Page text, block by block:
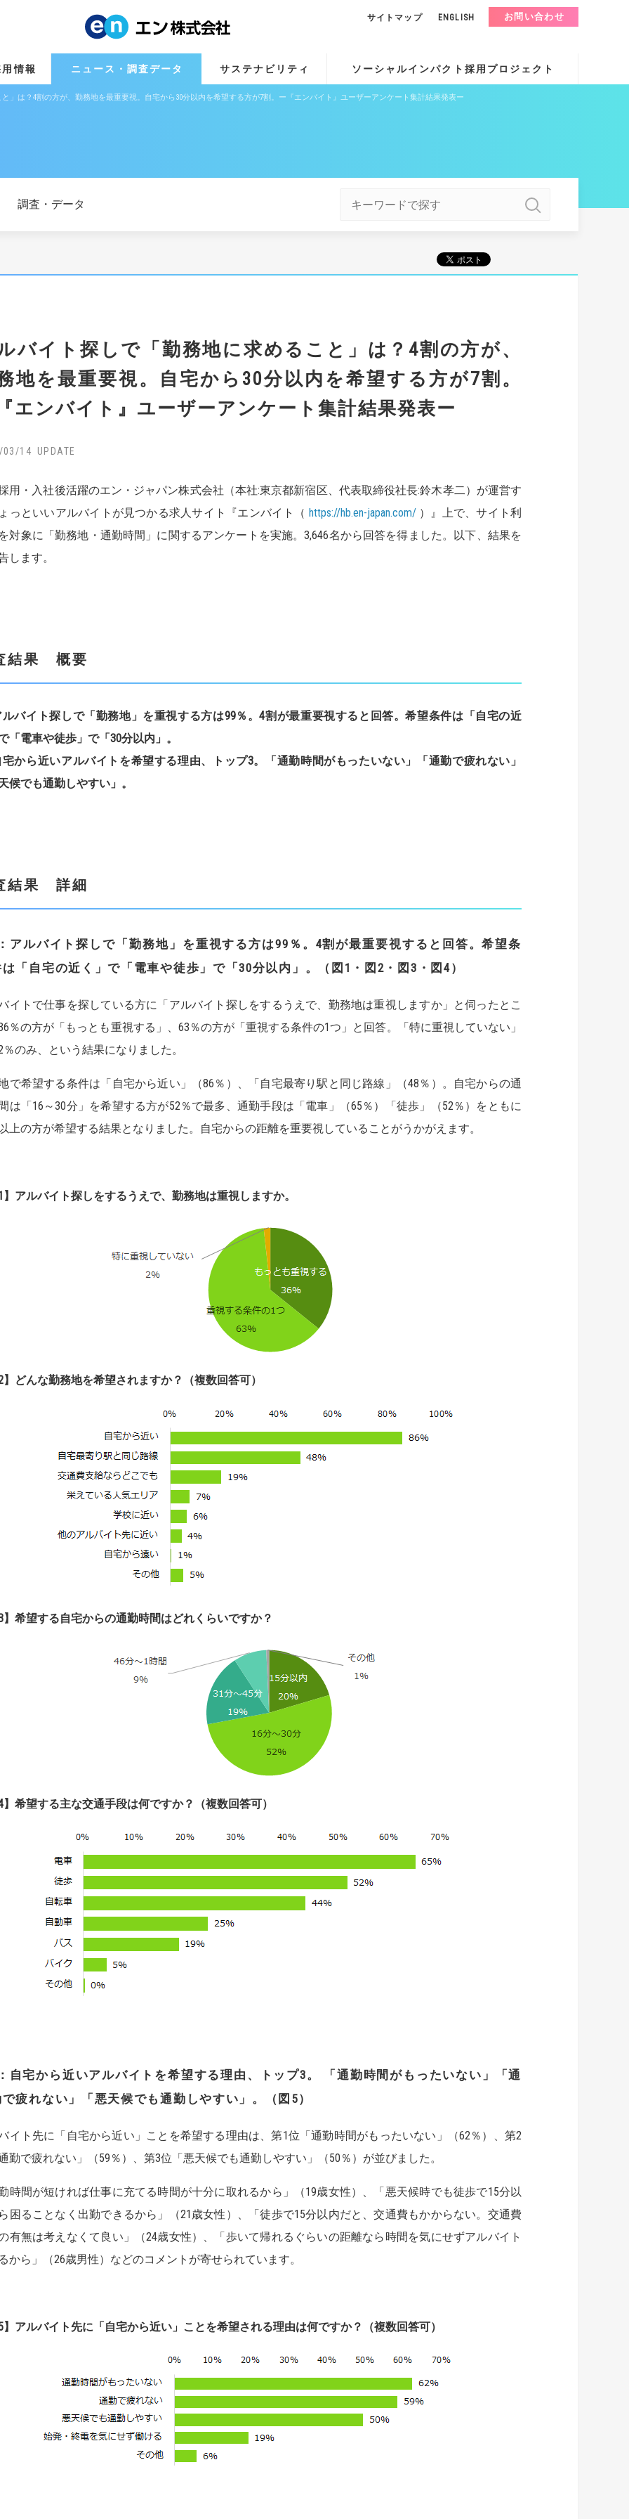
用情報 ニュース・調査データ サステナビリティ ソーシャルインパクト採用プロジェクト
サイトマップ ENGLISH お問い合わせ
」は？4割の方が、勤務地を最重要視。自宅から30分以内を希望する方が7割。ー『エンバイト』ユーザーアンケート集計結果発表ー
調査・データ
バイト探しで「勤務地に求めること」は？4割の方が、
地を最重要視。自宅から30分以内を希望する方が7割。
エンバイト』ユーザーアンケート集計結果発表ー
03/14
用・入社後活躍のエン・ジャパン株式会社（本社:東京都新宿区、代表取締役社長:鈴木孝二）が運営す
っといいアルバイトが見つかる求人サイト『エンバイト（ https://hb.en-japan.com/）』上で、サイト利
対象に「勤務地・通勤時間」に関するアンケートを実施。3,646名から回答を得ました。以下、結果を
します。
結果 概要
ルバイト探しで「勤務地」を重視する方は99％。4割が最重要視すると回答。希望条件は「自宅の近
「電車や徒歩」で「30分以内」。
宅から近いアルバイトを希望する理由、トップ3。
「通勤時間がもったいない」「通勤で疲れない」
候でも通勤しやすい」。
結果 詳細
：アルバイト探しで「勤務地」を重視する方は99 ％。 4割が最重要視すると回答。希望条
は「自宅の近く」で「電車や徒歩」で「30分以内」 。（ 図 1 ・図 2 ・図 3 ・図 4）
イトで仕事を探している方に「アルバイト探しをするうえで、勤務地は重視しますか」と伺ったとこ
％の方が「もっとも重視する」、63％の方が「重視する条件の1つ」と回答。「特に重視していない」
％のみ、という結果になりました。
で希望する条件は「自宅から近い」（86％）、「自宅最寄り駅と同じ路線」（48％）。自宅からの通
は「16～30分」を希望する方が52％で最多、通勤手段は「電車」（65％）「徒歩」（52％）をともに
上の方が希望する結果となりました。自宅からの距離を重要視していることがうかがえます。
】 アルバイト探しをするうえで、勤務地は重視しますか。
】 どんな勤務地を希望されますか？（複数回答可）
】 希望する自宅からの通勤時間はどれくらいですか？
希望する主な交通手段は何ですか？（複数回答可）
： 自宅から近いアルバイトを希望する理由、トップ3。
「通勤時間がもったいない」「通
で疲れない」「悪天候でも通勤しやすい 」。（図 5）
イト先に「自宅から近い」ことを希望する理由は、第1位「通勤時間がもったいない」（62％）、第2
勤で疲れない」（59％）、第3位「悪天候でも通勤しやすい」（50％）が並びました。
勤時間が短ければ仕事に充てる時間が十分に取れるから」（19歳女性）、「悪天候時でも徒歩で15分以
困ることなく出勤できるから」（21歳女性）、「徒歩で15分以内だと、交通費もかからない。交通費
有無は考えなくて良い」（24歳女性）、「歩いて帰れるぐらいの距離なら時間を気にせずアルバイト
から」（26歳男性）などのコメントが寄せられています。
アルバイト先に「自宅から近い」ことを希望される理由は何ですか？（複数回答可）